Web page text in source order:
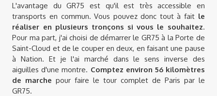
L'avantage du GR75 est qu'il est très accessible en
transports en commun. Vous pouvez donc tout à fait le
réaliser en plusieurs tronçons si vous le souhaitez.
Pour ma part, j'ai choisi de démarrer le GR75 à la Porte de
Saint-Cloud et de le couper en deux, en faisant une pause
à Nation. Et je l'ai marché dans le sens inverse des
aiguilles d'une montre. Comptez environ 56 kilomètres
de marche pour faire le tour complet de Paris par le
GR75.